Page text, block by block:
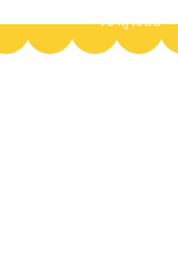
เข้าสู่ระบบ